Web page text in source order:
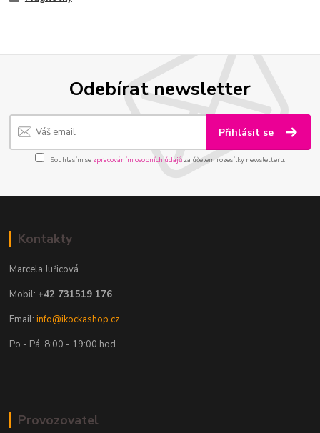
Odebírat newsletter
Přihlásit se
Souhlasím se zpracováním osobních údajůza účelem rozesílky newsletteru.
Kontakty
Marcela Juřicová
Mobil: +42 731519 176
Email:info@ikockashop.cz
Po - Pá 8:00 - 19:00 hod
Provozovatel